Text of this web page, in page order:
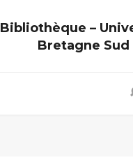
Bibliothèque –
Bretagne Sud